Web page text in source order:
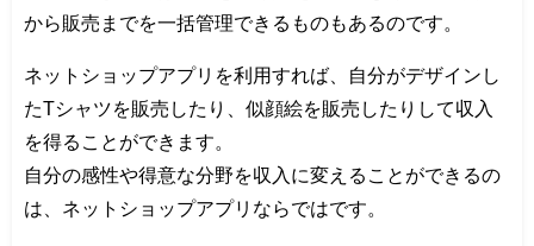
から販売までを一括管理できるものもあるのです。
ネットショップアプリを利用すれば、自分がデザインし
たTシャツを販売したり、似顔絵を販売したりして収入
を得ることができます。
自分の感性や得意な分野を収入に変えることができるの
は、ネットショップアプリならではです。